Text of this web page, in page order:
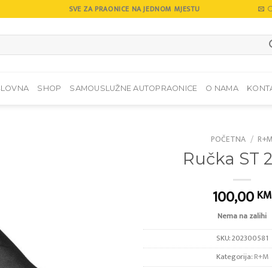
SVE ZA PRAONICE NA JEDNOM MJESTU
SHOP SAMOUSLUŽNE AUTOPRAONICE O NAMA
POČETNA / R+M
Ručka ST
100,00 KM
Nema na zalihi
SKU:202300581
Kategorija:R+M